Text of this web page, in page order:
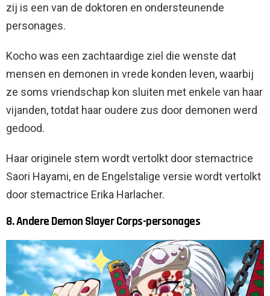
zij is een van de doktoren en ondersteunende
personages.
Kocho was een zachtaardige ziel die wenste dat
mensen en demonen in vrede konden leven, waarbij
ze soms vriendschap kon sluiten met enkele van haar
vijanden, totdat haar oudere zus door demonen werd
gedood.
Haar originele stem wordt vertolkt door stemactrice
Saori Hayami, en de Engelstalige versie wordt vertolkt
door stemactrice Erika Harlacher.
8. Andere Demon Slayer Corps-personages